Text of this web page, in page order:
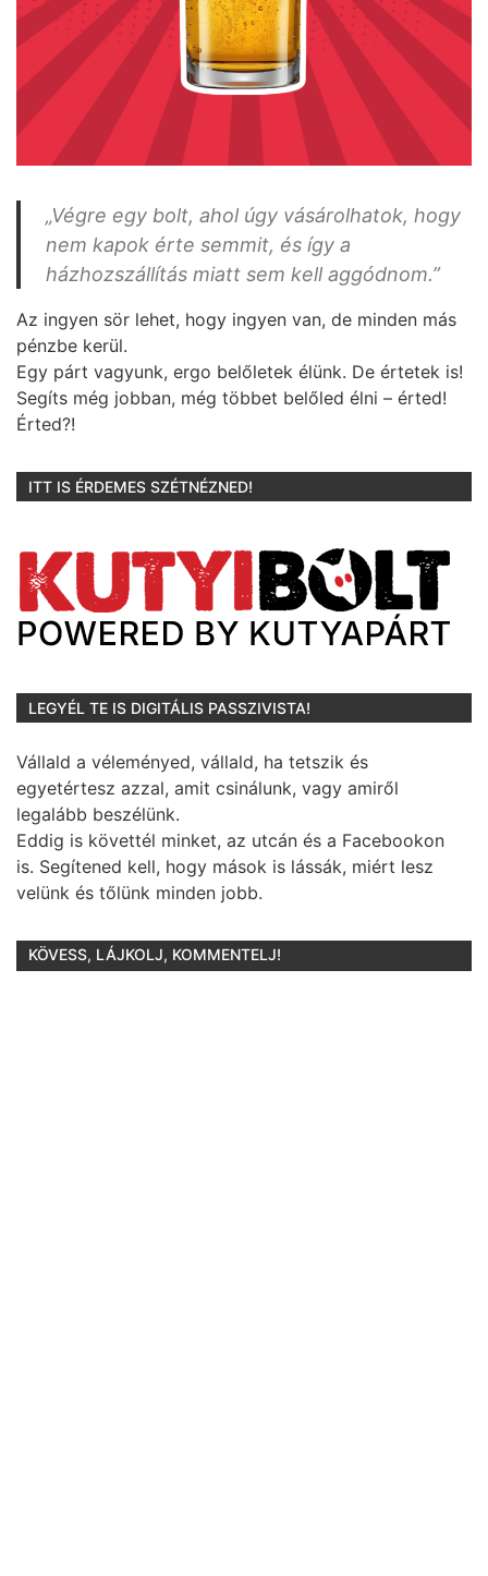
„Végre egy bolt, ahol úgy vásárolhatok, hogy
nem kapok érte semmit, és így a
házhozszállítás miatt sem kell aggódnom.”
Az ingyen sör lehet, hogy ingyen van, de minden más
pénzbe kerül.
Egy párt vagyunk, ergo belőletek élünk. De értetek is!
Segíts még jobban, még többet belőled élni – érted!
Érted?!
ITT IS ÉRDEMES SZÉTNÉZNED!
LEGYÉL TE IS DIGITÁLIS PASSZIVISTA!
Vállald a véleményed, vállald, ha tetszik és
egyetértesz azzal, amit csinálunk, vagy amiről
legalább beszélünk.
Eddig is követtél minket, az utcán és a Facebookon
is. Segítened kell, hogy mások is lássák, miért lesz
velünk és tőlünk minden jobb.
KÖVESS, LÁJKOLJ, KOMMENTELJ!